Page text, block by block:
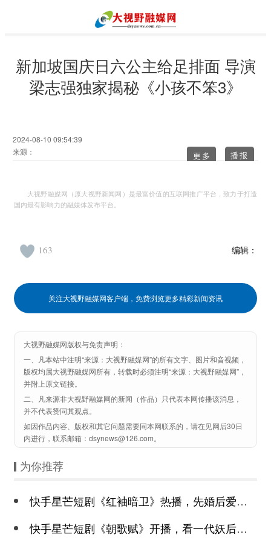
新加坡国庆日六公主给足排面 导演
梁志强独家揭秘《小孩不笨3》
2024-08-10 09:54:39
来源：
更多
大视野融媒网（原大视野新闻网）是最富价值的互联网推广平台，致力于打造
国内最有影响力的融媒体发布平台。
编辑：
163
关注大视野融媒网客户端，免费浏览更多精彩新闻资讯
大视野融媒网版权与免责声明：
一、凡本站中注明“来源：大视野融媒网”的所有文字、图片和音视频，
版权均属大视野融媒网所有，转载时必须注明“来源：大视野融媒网”，
并附上原文链接。
二、凡来源非大视野融媒网的新闻（作品）只代表本网传播该消息，
并不代表赞同其观点。
如因作品内容、版权和其它问题需要同本网联系的，请在见网后30日
内进行，联系邮箱：dsynews@126.com。
为你推荐
快手星芒短剧《红袖暗卫》热播，先婚后爱诠释别样浪漫
快手星芒短剧《朝歌赋》开播，看一代妖后与心机皇上极限拉扯